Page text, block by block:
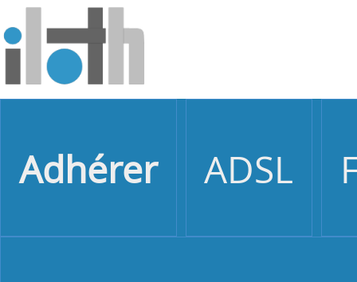
Adhérer ADSL